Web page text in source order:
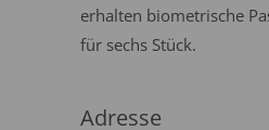
erhalten biometrische
für sechs Stück.
Adresse